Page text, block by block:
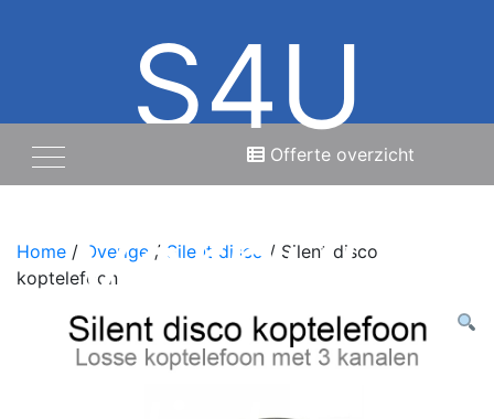
S4U
Verhuur
Offerte overzicht
Home / Overige / Silent disco / Silent disco
koptelefoon